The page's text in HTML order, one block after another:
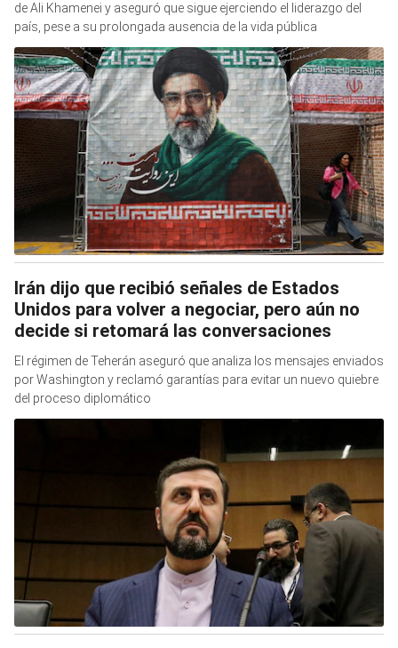
de Ali Khamenei y aseguró que sigue ejerciendo el liderazgo del
país, pese a su prolongada ausencia de la vida pública
Irán dijo que recibió señales de Estados
Unidos para volver a negociar, pero aún no
decide si retomará las conversaciones
El régimen de Teherán aseguró que analiza los mensajes enviados
por Washington y reclamó garantías para evitar un nuevo quiebre
del proceso diplomático